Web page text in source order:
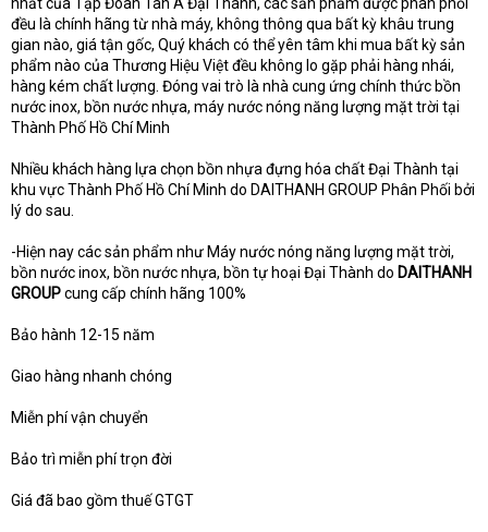
nhất của Tập Đoàn Tân Á Đại Thành, các sản phẩm được phân phối
đều là chính hãng từ nhà máy, không thông qua bất kỳ khâu trung
gian nào, giá tận gốc, Quý khách có thể yên tâm khi mua bất kỳ sản
phẩm nào của Thương Hiệu Việt đều không lo gặp phải hàng nhái,
hàng kém chất lượng. Đóng vai trò là nhà cung ứng chính thức bồn
nước inox, bồn nước nhựa, máy nước nóng năng lượng mặt trời tại
Thành Phố Hồ Chí Minh
Nhiều khách hàng lựa chọn bồn nhựa đựng hóa chất Đại Thành tại
khu vực Thành Phố Hồ Chí Minh do DAITHANH GROUP Phân Phối bởi
lý do sau.
-Hiện nay các sản phẩm như Máy nước nóng năng lượng mặt trời,
bồn nước inox, bồn nước nhựa, bồn tự hoại Đại Thành do DAITHANH
GROUPcung cấp chính hãng 100%
Bảo hành 12-15 năm
Giao hàng nhanh chóng
Miễn phí vận chuyển
Bảo trì miễn phí trọn đời
Giá đã bao gồm thuế GTGT